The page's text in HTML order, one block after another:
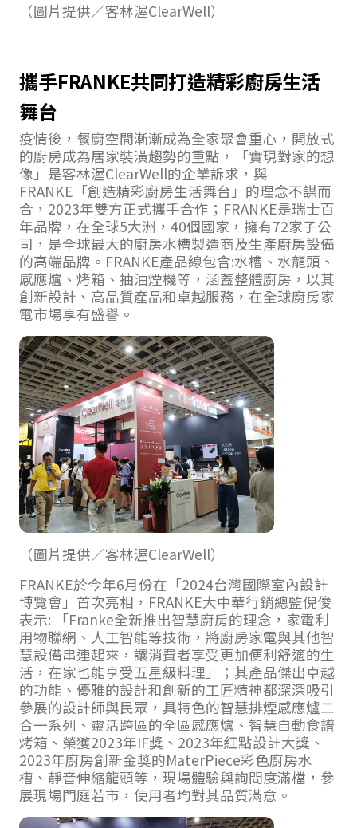
（圖片提供／客林渥ClearWell）
攜手FRANKE共同打造精彩廚房生活
舞台
疫情後，餐廚空間漸漸成為全家聚會重心，開放式
的廚房成為居家裝潢趨勢的重點，「實現對家的想
像」是客林渥ClearWell的企業訴求，與
FRANKE「創造精彩廚房生活舞台」的理念不謀而
合，2023年雙方正式攜手合作；FRANKE是瑞士百
年品牌，在全球5大洲，40個國家，擁有72家子公
司，是全球最大的廚房水槽製造商及生產廚房設備
的高端品牌。FRANKE產品線包含:水槽、水龍頭、
感應爐、烤箱、抽油煙機等，涵蓋整體廚房，以其
創新設計、高品質產品和卓越服務，在全球廚房家
電市場享有盛譽。
（圖片提供／客林渥ClearWell）
FRANKE於今年6月份在「2024台灣國際室內設計
博覽會」首次亮相，FRANKE大中華行銷總監倪俊
表示: 「Franke全新推出智慧廚房的理念，家電利
用物聯網、人工智能等技術，將廚房家電與其他智
慧設備串連起來，讓消費者享受更加便利舒適的生
活，在家也能享受五星級料理」；其產品傑出卓越
的功能、優雅的設計和創新的工匠精神都深深吸引
參展的設計師與民眾，具特色的智慧排煙感應爐二
合一系列、靈活跨區的全區感應爐、智慧自動食譜
烤箱、榮獲2023年IF獎、2023年紅點設計大獎、
2023年廚房創新金獎的MaterPiece彩色廚房水
槽、靜音伸縮龍頭等，現場體驗與詢問度滿檔，參
展現場門庭若市，使用者均對其品質滿意。